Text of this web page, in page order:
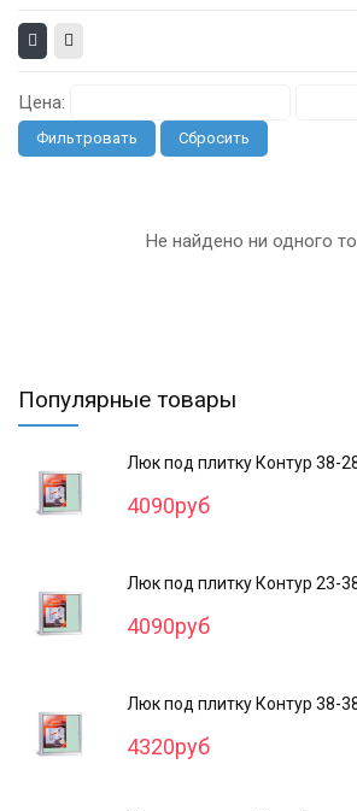
Цена:
Фильтровать Сбросить
Не найдено ни одного
Популярные товары
Люк под плитку Контур 38-
4090руб
Люк под плитку Контур 23-
4090руб
Люк под плитку Контур 38-
4320руб